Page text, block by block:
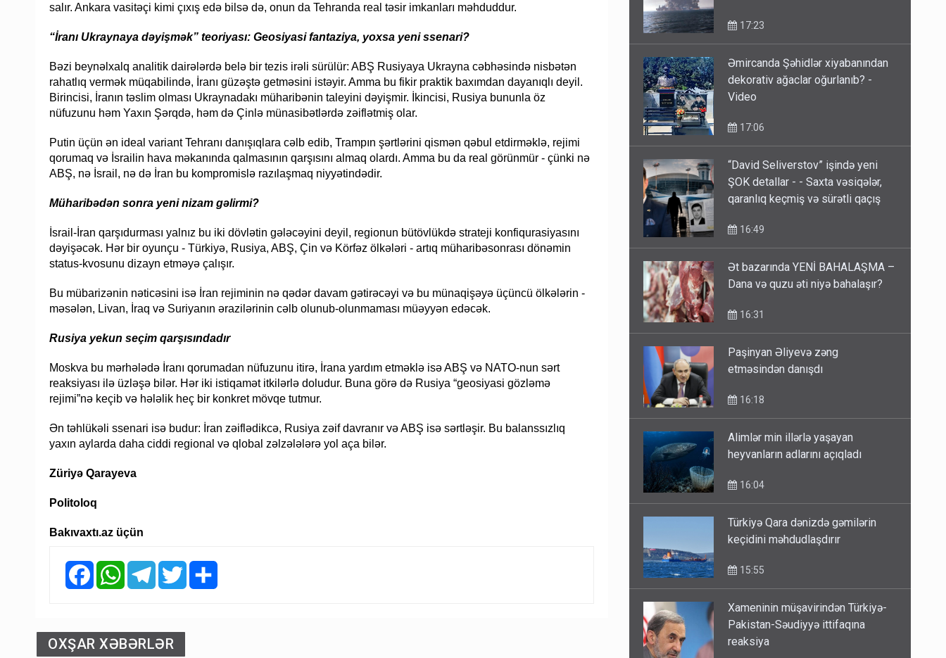
salır. Ankara vasitəçi kimi çıxış edə bilsə də, onun da Tehranda real təsir imkanları məhduddur.
“İranı Ukraynaya dəyişmək” teoriyası: Geosiyasi fantaziya, yoxsa yeni ssenari?
Bəzi beynəlxalq analitik dairələrdə belə bir tezis irəli sürülür: ABŞ Rusiyaya Ukrayna cəbhəsində nisbətən
rahatlıq vermək müqabilində, İranı güzəştə getməsini istəyir. Amma bu fikir praktik baxımdan dayanıqlı deyil.
Birincisi, İranın təslim olması Ukraynadakı müharibənin taleyini dəyişmir. İkincisi, Rusiya bununla öz
nüfuzunu həm Yaxın Şərqdə, həm də Çinlə münasibətlərdə zəiflətmiş olar.
Putin üçün ən ideal variant Tehranı danışıqlara cəlb edib, Trampın şərtlərini qismən qəbul etdirməklə, rejimi
qorumaq və İsrailin hava məkanında qalmasının qarşısını almaq olardı. Amma bu da real görünmür - çünki nə
ABŞ, nə İsrail, nə də İran bu kompromislə razılaşmaq niyyətindədir.
Müharibədən sonra yeni nizam gəlirmi?
İsrail-İran qarşıdurması yalnız bu iki dövlətin gələcəyini deyil, regionun bütövlükdə strateji konfiqurasiyasını
dəyişəcək. Hər bir oyunçu - Türkiyə, Rusiya, ABŞ, Çin və Körfəz ölkələri - artıq müharibəsonrası dönəmin
status-kvosunu dizayn etməyə çalışır.
Bu mübarizənin nəticəsini isə İran rejiminin nə qədər davam gətirəcəyi və bu münaqişəyə üçüncü ölkələrin -
məsələn, Livan, İraq və Suriyanın ərazilərinin cəlb olunub-olunmaması müəyyən edəcək.
Rusiya yekun seçim qarşısındadır
Moskva bu mərhələdə İranı qorumadan nüfuzunu itirə, İrana yardım etməklə isə ABŞ və NATO-nun sərt
reaksiyası ilə üzləşə bilər. Hər iki istiqamət itkilərlə doludur. Buna görə də Rusiya “geosiyasi gözləmə
rejimi”nə keçib və hələlik heç bir konkret mövqe tutmur.
Ən təhlükəli ssenari isə budur: İran zəiflədikcə, Rusiya zəif davranır və ABŞ isə sərtləşir. Bu balanssızlıq
yaxın aylarda daha ciddi regional və qlobal zəlzələlərə yol aça bilər.
Züriyə Qarayeva
Politoloq
Bakıvaxtı.az üçün
FacebookWhatsAppTelegramTwitter
OXŞAR XƏBƏRLƏR
Əmircanda Şəhidlər xiyabanından
dekorativ ağaclar oğurlanıb? -
“David Seliverstov” işində yeni
ŞOK detallar - - Saxta vəsiqələr,
Ət bazarında YENİ BAHALAŞMA –
Paşinyan Əliyevə zəng
Alimlər min illərlə yaşayan
Türkiyə Qara dənizdə gəmilərin
Xameninin müşavirindən Türkiyə-
Pakistan-Səudiyyə ittifaqına